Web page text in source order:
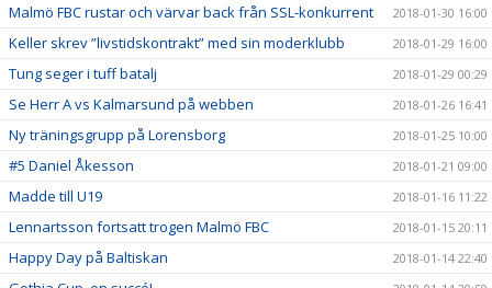
Malmö FBC rustar och värvar back från SSL-konkurrent 2018-01-30 16:00
Keller skrev ”livstidskontrakt” med sin moderklubb 2018-01-29 16:00
Tung seger i tuff batalj 2018-01-29 00:29
Se Herr A vs Kalmarsund på webben 2018-01-26 16:41
Ny träningsgrupp på Lorensborg 2018-01-25 10:00
#5 Daniel Åkesson 2018-01-21 09:00
Madde till U19 2018-01-16 11:22
Lennartsson fortsatt trogen Malmö FBC 2018-01-15 20:11
Happy Day på Baltiskan 2018-01-14 22:40